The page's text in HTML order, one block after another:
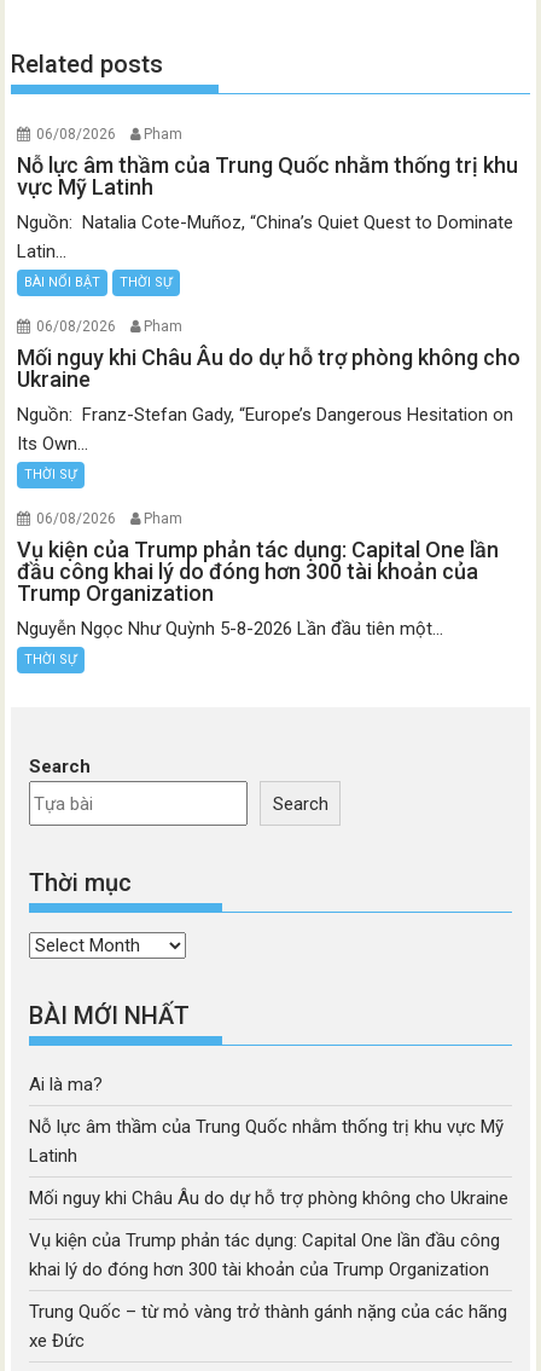
Related posts
06/08/2026 Pham
Nỗ lực âm thầm của Trung Quốc nhằm thống trị khu
vực Mỹ Latinh
Nguồn: Natalia Cote-Muñoz, “China’s Quiet Quest to Dominate
Latin...
BÀI NỔI BẬT THỜI SỰ
06/08/2026 Pham
Mối nguy khi Châu Âu do dự hỗ trợ phòng không cho
Ukraine
Nguồn: Franz-Stefan Gady, “Europe’s Dangerous Hesitation on
Its Own...
THỜI SỰ
06/08/2026 Pham
Vụ kiện của Trump phản tác dụng: Capital One lần
đầu công khai lý do đóng hơn 300 tài khoản của
Trump Organization
Nguyễn Ngọc Như Quỳnh 5-8-2026 Lần đầu tiên một...
THỜI SỰ
Search
Search
Thời mục
Thời
BÀI MỚI NHẤT
Ai là ma?
Nỗ lực âm thầm của Trung Quốc nhằm thống trị khu vực Mỹ
Latinh
Mối nguy khi Châu Âu do dự hỗ trợ phòng không cho Ukraine
Vụ kiện của Trump phản tác dụng: Capital One lần đầu công
khai lý do đóng hơn 300 tài khoản của Trump Organization
Trung Quốc – từ mỏ vàng trở thành gánh nặng của các hãng
xe Đức